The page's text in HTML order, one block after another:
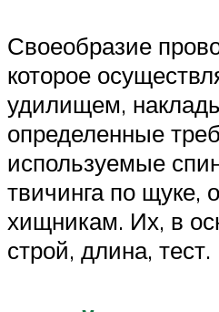
Своеобразие
которое
удилищем,
определенные
используемые
твичинга по щуке,
хищникам. Их, в
строй, длина, тест.